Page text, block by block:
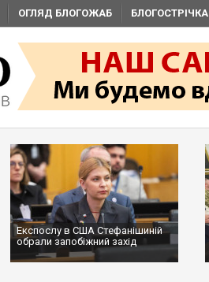
ОГЛЯД БЛОГОЖАБ БЛОГОСТРІЧКА
Експослу в США Стефанішиній
обрали запобіжний захід